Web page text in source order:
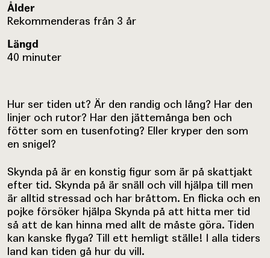
Ålder
Rekommenderas från 3 år
Längd
40 minuter
Hur ser tiden ut? Är den randig och lång? Har den
linjer och rutor? Har den jättemånga ben och
fötter som en tusenfoting? Eller kryper den som
en snigel?
Skynda på är en konstig figur som är på skattjakt
efter tid. Skynda på är snäll och vill hjälpa till men
är alltid stressad och har bråttom. En flicka och en
pojke försöker hjälpa Skynda på att hitta mer tid
så att de kan hinna med allt de måste göra. Tiden
kan kanske flyga? Till ett hemligt ställe! I alla tiders
land kan tiden gå hur du vill.